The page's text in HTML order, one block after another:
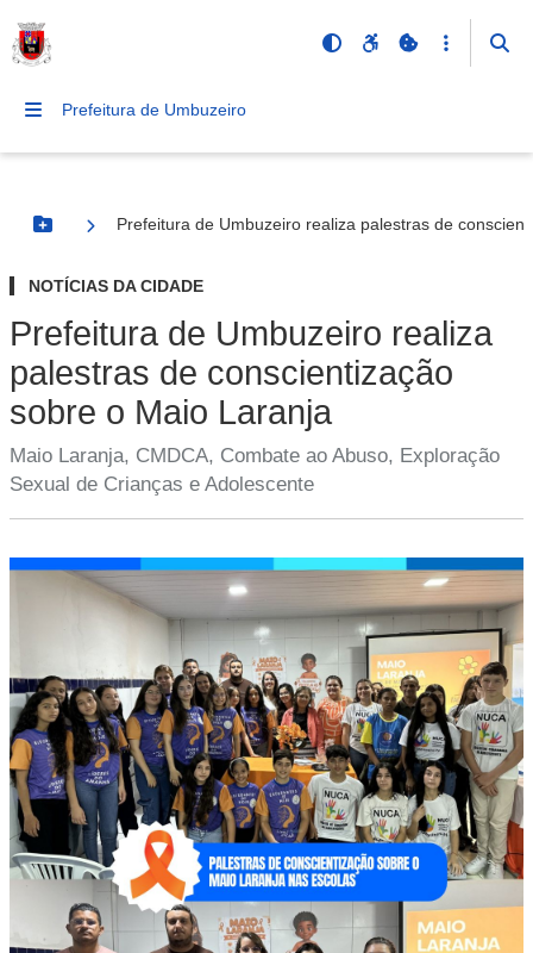
Prefeitura de Umbuzeiro
Botão Menu
Prefeitura de Umbuzeiro realiza palestras de
NOTÍCIAS DA CIDADE
Prefeitura de Umbuzeiro realiza
palestras de conscientização
sobre o Maio Laranja
Maio Laranja, CMDCA, Combate ao Abuso, Exploração
Sexual de Crianças e Adolescente